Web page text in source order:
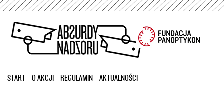
Przejdź
treści
START O AKCJI REGULAMIN
AKTUALNOŚCI